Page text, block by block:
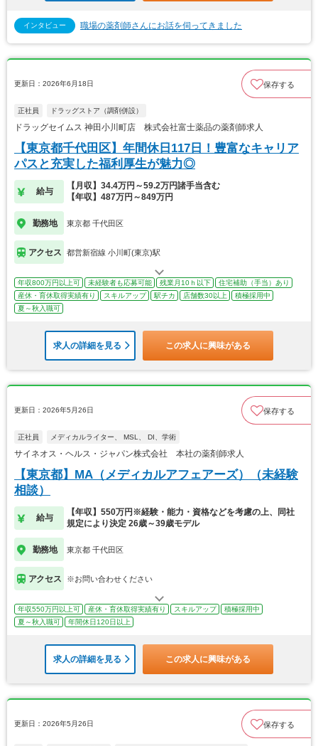
インタビュー 職場の薬剤師さんにお話を伺ってきました
更新日：2026年6月18日 保存する
正社員 ドラッグストア（調剤併設）
ドラッグセイムス 神田小川町店 株式会社富士薬品の薬剤師求人
【東京都千代田区】年間休日117日！豊富なキャリア
パスと充実した福利厚生が魅力◎
給与
【月収】34.4万円～59.2万円諸手当含む
【年収】487万円～849万円
勤務地 東京都 千代田区
アクセス 都営新宿線 小川町(東京)駅
年収800万円以上可 未経験者も応募可能 残業月10ｈ以下
住宅補助（手当）あり
産休・育休取得実績有り
スキルアップ 駅チカ 店舗数30以上
積極採用中
夏～秋入職可
求人の詳細を見る この求人に興味がある
更新日：2026年5月26日 保存する
正社員 メディカルライター、 MSL、 DI、学術
サイネオス・ヘルス・ジャパン株式会社 本社の薬剤師求人
【東京都】MA（メディカルアフェアーズ）（未経験
相談）
給与
【年収】550万円※経験・能力・資格などを考慮の上、同社
規定により決定 26歳～39歳モデル
勤務地 東京都 千代田区
アクセス ※お問い合わせください
年収550万円以上可 産休・育休取得実績有り スキルアップ
積極採用中
夏～秋入職可
年間休日120日以上
求人の詳細を見る この求人に興味がある
更新日：2026年5月26日 保存する